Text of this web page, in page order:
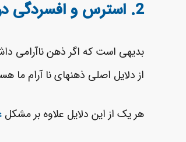
2. استرس و افسردگی
بدیهی ا‌ست که اگر ذهن ناآرامی
از دلایل اصلی ذهن­های نا آرام
هر یک از این دلایل علاوه­ بر مشکل